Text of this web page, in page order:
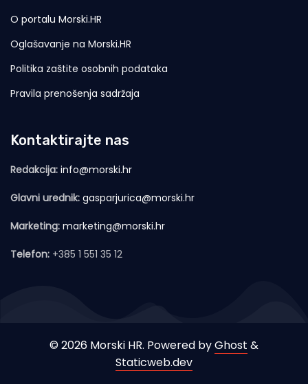
O portalu Morski.HR
Oglašavanje na Morski.HR
Politika zaštite osobnih podataka
Pravila prenošenja sadržaja
Kontaktirajte nas
Redakcija: info@morski.hr
Glavni urednik: gasparjurica@morski.hr
Marketing: marketing@morski.hr
Telefon: +385 1 551 35 12
© 2026 Morski HR. Powered byGhost &
Staticweb.dev